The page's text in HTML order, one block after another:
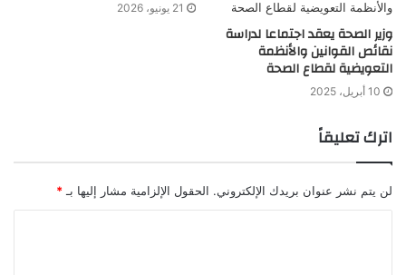
وزير الصحة يعقد اجتماعا لدراسة
نقائص القوانين والأنظمة
التعويضية لقطاع الصحة
10 أبريل، 2025
21 يونيو، 2026
اترك تعليقاً
لن يتم نشر عنوان بريدك الإلكتروني. الحقول الإلزامية مشار إليها بـ *